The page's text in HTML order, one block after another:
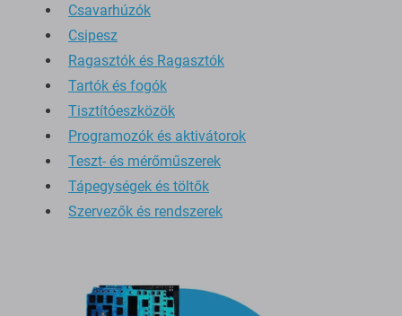
Csavarhúzók
Csipesz
Ragasztók és Ragasztók
Tartók és fogók
Tisztítóeszközök
Programozók és aktivátorok
Teszt- és mérőműszerek
Tápegységek és töltők
Szervezők és rendszerek